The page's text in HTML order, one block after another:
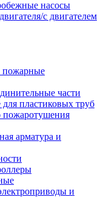
насосы
с двигателем
пожарные
части
пластиковых труб
пожаротушения
арматура и
и